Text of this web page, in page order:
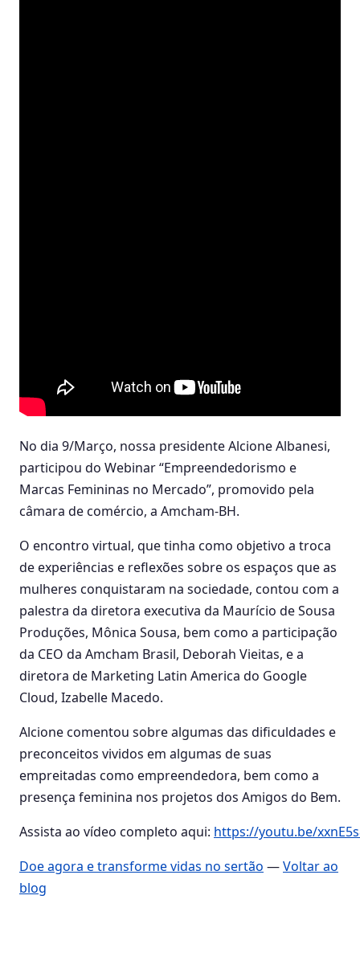
No dia 9/Março, nossa presidente Alcione Albanesi,
participou do Webinar “Empreendedorismo e
Marcas Femininas no Mercado”, promovido pela
câmara de comércio, a Amcham-BH.
O encontro virtual, que tinha como objetivo a troca
de experiências e reflexões sobre os espaços que as
mulheres conquistaram na sociedade, contou com a
palestra da diretora executiva da Maurício de Sousa
Produções, Mônica Sousa, bem como a participação
da CEO da Amcham Brasil, Deborah Vieitas, e a
diretora de Marketing Latin America do Google
Cloud, Izabelle Macedo.
Alcione comentou sobre algumas das dificuldades e
preconceitos vividos em algumas de suas
empreitadas como empreendedora, bem como a
presença feminina nos projetos dos Amigos do Bem.
Assista ao vídeo completo aqui: https://youtu.be/
Doe agora e transforme vidas no sertão —Voltar ao
blog